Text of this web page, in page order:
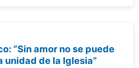
“Sin amor no se puede
unidad de la Iglesia”